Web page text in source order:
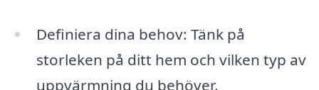
Definiera dina behov: Tänk på
storleken på ditt hem och vilken typ av
uppvärmning du behöver.